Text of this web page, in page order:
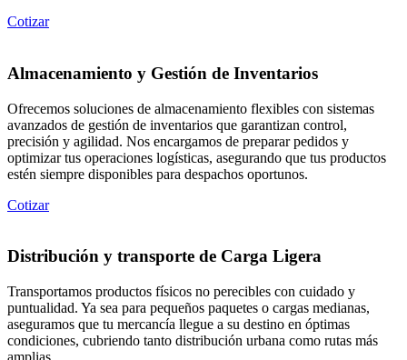
Cotizar
Almacenamiento y Gestión de Inventarios
Ofrecemos soluciones de almacenamiento flexibles con sistemas
avanzados de gestión de inventarios que garantizan control,
precisión y agilidad. Nos encargamos de preparar pedidos y
optimizar tus operaciones logísticas, asegurando que tus productos
estén siempre disponibles para despachos oportunos.
Cotizar
Distribución y transporte de Carga Ligera
Transportamos productos físicos no perecibles con cuidado y
puntualidad. Ya sea para pequeños paquetes o cargas medianas,
aseguramos que tu mercancía llegue a su destino en óptimas
condiciones, cubriendo tanto distribución urbana como rutas más